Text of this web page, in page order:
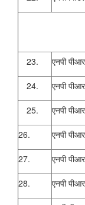
23. एनपी
24. एनपी
25. एनपी
26. एनपी
27. एनपी
28. एनपी